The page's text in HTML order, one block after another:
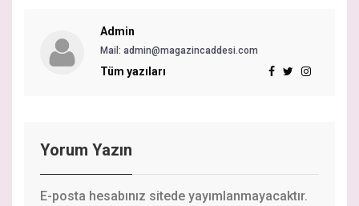
Admin
Mail: admin@magazincaddesi.com
Tüm yazıları
Yorum Yazın
E-posta hesabınız sitede yayımlanmayacaktır.